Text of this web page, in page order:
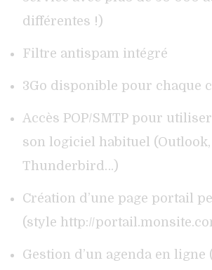
différentes !)
Filtre antispam intégré
3Go disponible pour chaque
Accès POP/SMTP pour
son logiciel habituel (Outlook,
Thunderbird…)
Création d’une page portail
(style http://
Gestion d’un agenda en ligne